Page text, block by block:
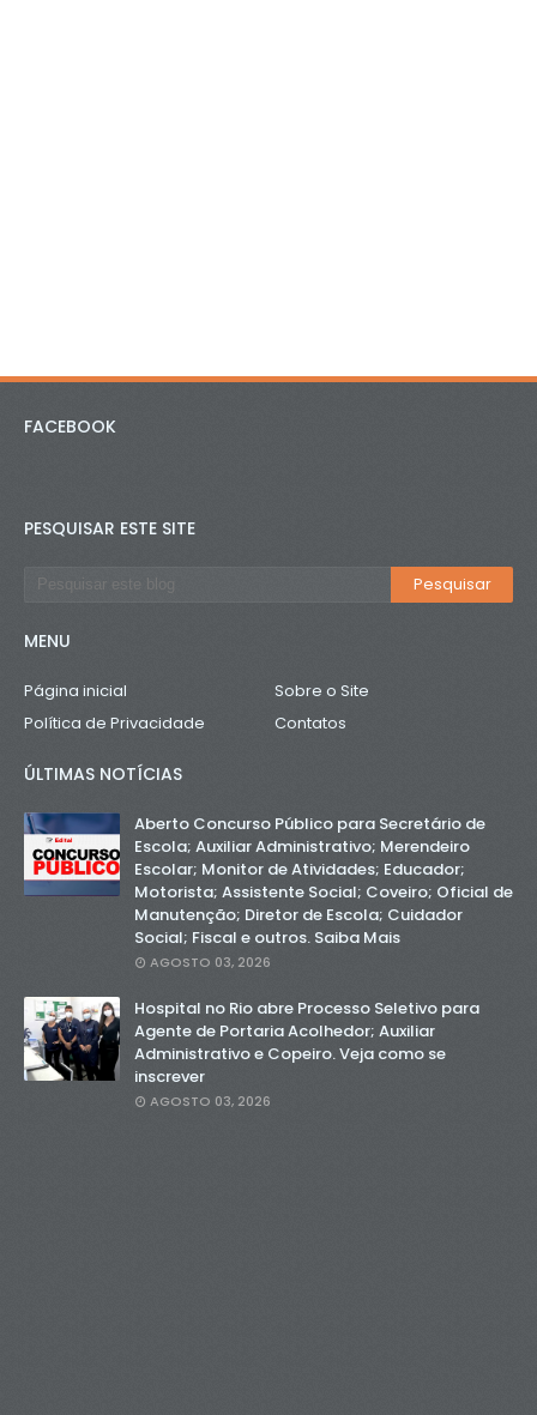
FACEBOOK
PESQUISAR ESTE SITE
MENU
Página inicial
Sobre o Site
Política de Privacidade
Contatos
ÚLTIMAS NOTÍCIAS
Aberto Concurso Público para Secretário de
Escola; Auxiliar Administrativo; Merendeiro
Escolar; Monitor de Atividades; Educador;
Motorista; Assistente Social; Coveiro; Oficial de
Manutenção; Diretor de Escola; Cuidador
Social; Fiscal e outros. Saiba Mais
AGOSTO 03, 2026
Hospital no Rio abre Processo Seletivo para
Agente de Portaria Acolhedor; Auxiliar
Administrativo e Copeiro. Veja como se
inscrever
AGOSTO 03, 2026